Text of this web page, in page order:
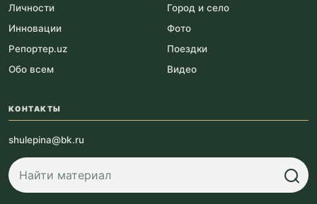
Личности
Город и село
Инновации
Фото
Репортер.uz
Поездки
Обо всем
Видео
КОНТАКТЫ
shulepina@bk.ru